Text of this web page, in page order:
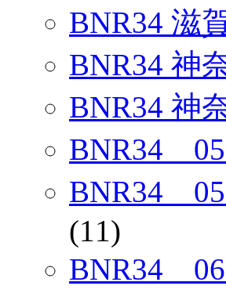
BNR34
BNR34
BNR34
BNR34
BNR34
(11)
BNR34